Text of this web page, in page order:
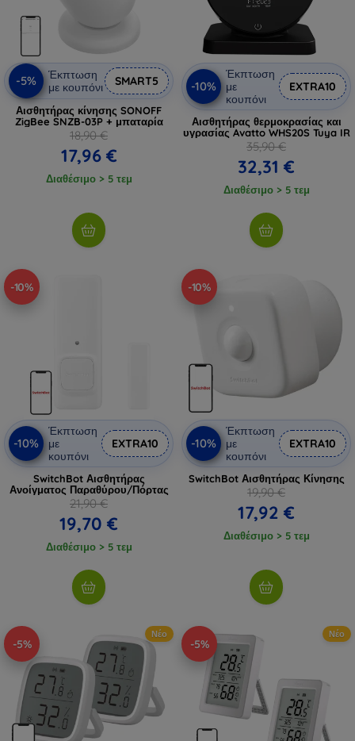
-5%
Έκπτωση
με κουπόνι
SMART5
Αισθητήρας κίνησης SONOFF
ZigBee SNZB-03P + μπαταρία
18,90 €
17,96 €
Διαθέσιμο > 5 τεμ
-10%
Έκπτωση
με
κουπόνι
EXTRA10
Αισθητήρας θερμοκρασίας και
υγρασίας Avatto WHS20S Tuya IR
35,90 €
32,31 €
Διαθέσιμο > 5 τεμ
-10%
-10%
Έκπτωση
με
κουπόνι
EXTRA10
SwitchBot Αισθητήρας
Ανοίγματος Παραθύρου/Πόρτας
21,90 €
19,70 €
Διαθέσιμο > 5 τεμ
-10%
-10%
Έκπτωση
με
κουπόνι
EXTRA10
SwitchBot Αισθητήρας Κίνησης
19,90 €
17,92 €
Διαθέσιμο > 5 τεμ
-5%
Νέο
-5%
Νέο